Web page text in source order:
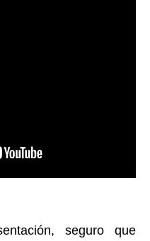
seguro que